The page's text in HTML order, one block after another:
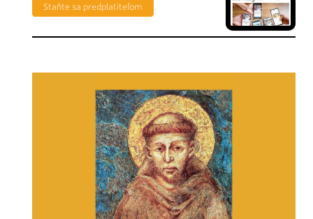
Staňte sa predplatiteľom